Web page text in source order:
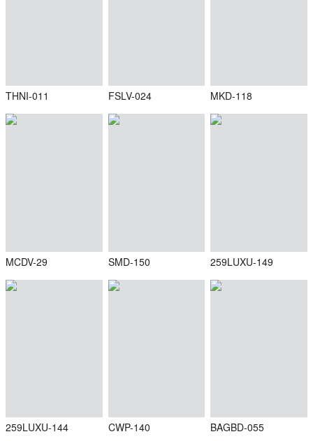
THNI-011 FSLV-024 MKD-118
MCDV-29 SMD-150 259LUXU-149
259LUXU-144 CWP-140 BAGBD-055